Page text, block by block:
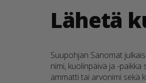
Lähetä
Suupohjan Sanomat
nimi, kuolinpäivä ja -
ammatti tai arvonimi sekä